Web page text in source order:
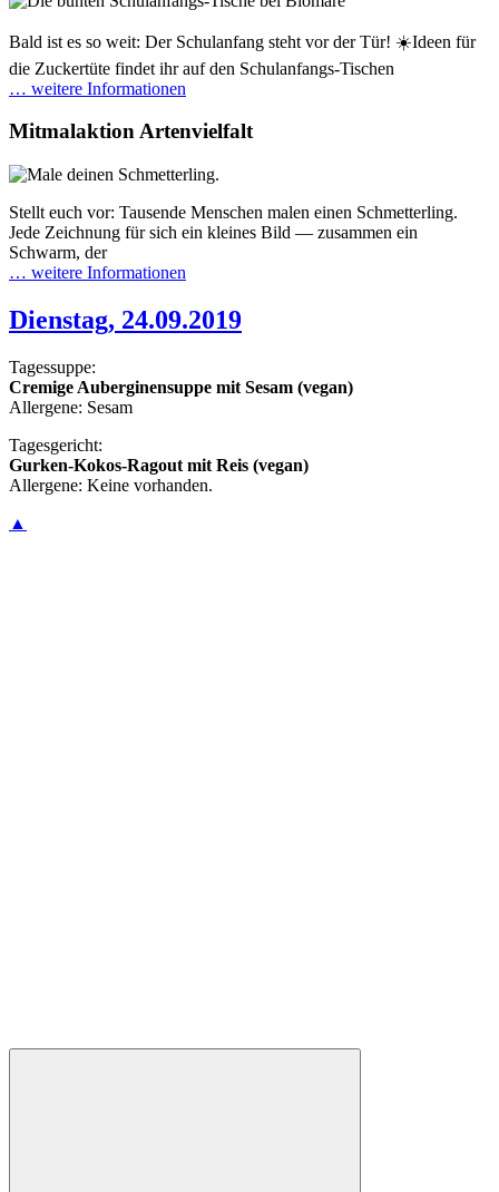
Bald ist es so weit: Der Schulanfang steht vor der Tür! ☀️Ideen für
die Zuckertüte findet ihr auf den Schulanfangs-Tischen
… weitere Informationen
Mitmalaktion Artenvielfalt
Stellt euch vor: Tausende Menschen malen einen Schmetterling.
Jede Zeichnung für sich ein kleines Bild — zusammen ein
Schwarm, der
… weitere Informationen
Dienstag, 24.09.2019
Tagessuppe:
Cremige Auberginensuppe mit Sesam (vegan)
Allergene: Sesam
Tagesgericht:
Gurken-Kokos-Ragout mit Reis (vegan)
Allergene: Keine vorhanden.
▲